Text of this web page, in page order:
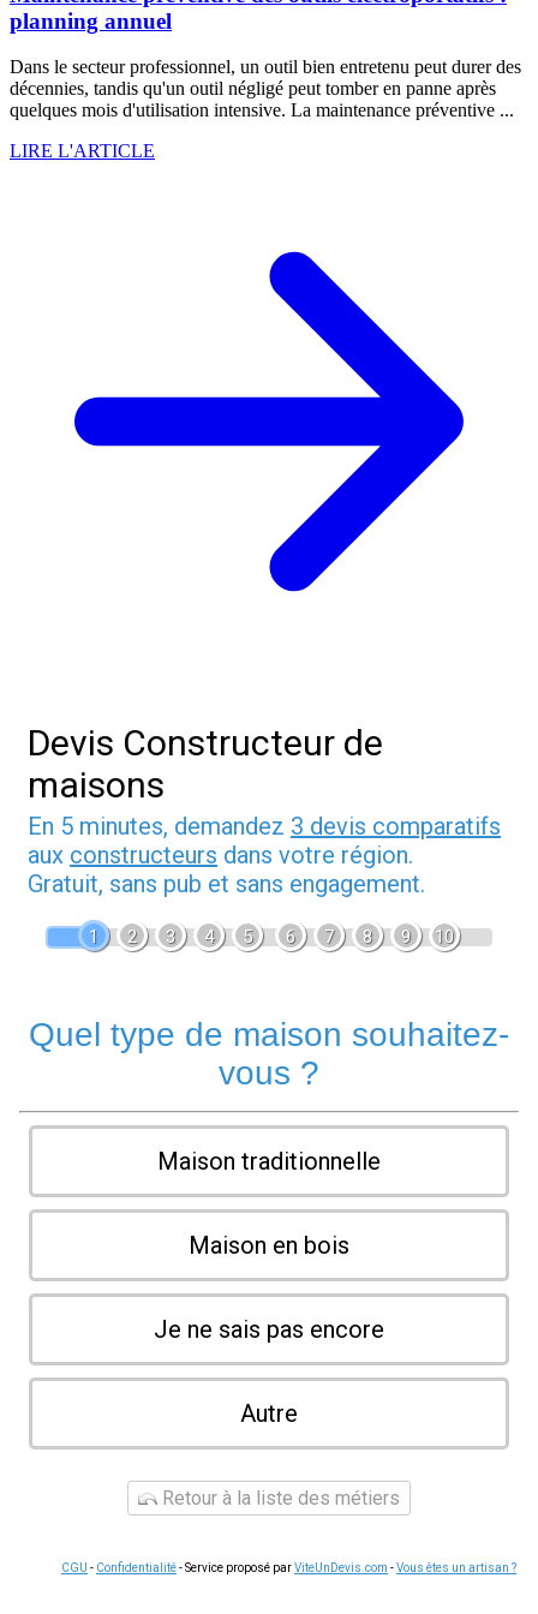
planning annuel
Dans le secteur professionnel, un outil bien entretenu peut durer des
décennies, tandis qu'un outil négligé peut tomber en panne après
quelques mois d'utilisation intensive. La maintenance préventive ...
LIRE L'ARTICLE
Devis Constructeur de
maisons
En 5 minutes, demandez 3 devis comparatifs
aux constructeurs dans votre région.
Gratuit, sans pub et sans engagement.
1 2 3 4 5 6 7 8 9 10
Quel type de maison souhaitez-
vous ?
Maison traditionnelle
Maison en bois
Je ne sais pas encore
Autre
Retour à la liste des métiers
CGU - Confidentialité- Service proposé parViteUnDevis.com -Vous êtes un artisan ?